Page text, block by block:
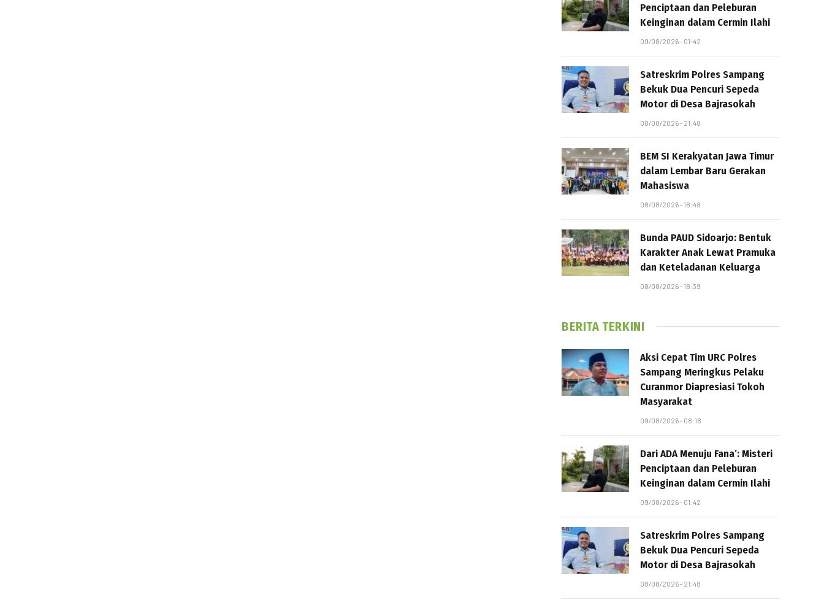
Penciptaan dan Peleburan
Keinginan dalam Cermin Ilahi
09/08/2026 - 01:42
Satreskrim Polres Sampang
Bekuk Dua Pencuri Sepeda
Motor di Desa Bajrasokah
08/08/2026 - 21:48
BEM SI Kerakyatan Jawa Timur
dalam Lembar Baru Gerakan
Mahasiswa
08/08/2026 - 18:48
Bunda PAUD Sidoarjo: Bentuk
Karakter Anak Lewat Pramuka
dan Keteladanan Keluarga
08/08/2026 - 18:39
BERITA TERKINI
Aksi Cepat Tim URC Polres
Sampang Meringkus Pelaku
Curanmor Diapresiasi Tokoh
Masyarakat
09/08/2026 - 08:18
Dari ADA Menuju Fana’: Misteri
Penciptaan dan Peleburan
Keinginan dalam Cermin Ilahi
09/08/2026 - 01:42
Satreskrim Polres Sampang
Bekuk Dua Pencuri Sepeda
Motor di Desa Bajrasokah
08/08/2026 - 21:48